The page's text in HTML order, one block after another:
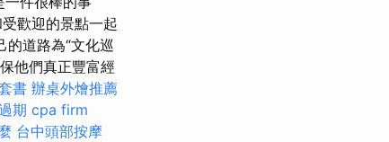
歡迎的景點一起
的道路為“文化巡
他們真正豐富經
書 辦桌外燴推薦
期 cpa firm
台中頭部按摩